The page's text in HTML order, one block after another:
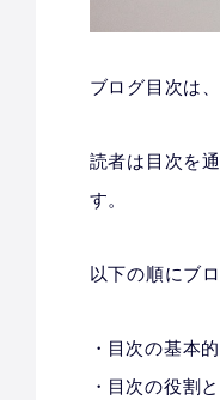
ブログ目次は
読者は目次を
す。
以下の順にブ
目次の基本
目次の役割